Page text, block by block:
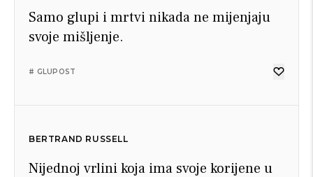
Samo glupi i mrtvi nikada ne mijenjaju
svoje mišljenje.
# GLUPOST
BERTRAND RUSSELL
Nijednoj vrlini koja ima svoje korijene u